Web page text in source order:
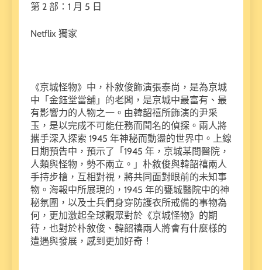
第 2 部：1 月 5 日
Netflix 獨家
《京城怪物》中，朴敘俊飾演張泰尚，是為京城
中「金鈺堂當舖」的老闆，是京城中最富有、最
有影響力的人物之一。由韓韶禧所飾演的尹采
玉，是以完成不可能任務而聞名的偵探。兩人將
攜手深入探索 1945 年神秘而動盪的世界中。上線
日期預告中，預示了「1945 年，京城某間醫院，
人類與怪物，勢不兩立。」朴敘俊與韓韶禧兩人
手持步槍，互相對視，將共同面對眼前的未知事
物。海報中所展現的，1945 年的甕城醫院中的神
秘氛圍，以及士兵們身穿防護衣所戒備的事物為
何，更加激起全球觀眾對於《京城怪物》的期
待，也對於朴敘俊、韓韶禧兩人將會有什麼樣的
遭遇與發展，感到更加好奇！